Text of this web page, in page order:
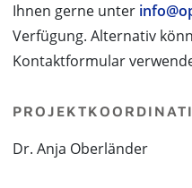
Ihnen gerne unter
Verfügung. Alternativ
Kontaktformular
Dr. Anja Oberländer